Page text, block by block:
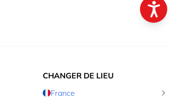
CHANGER DE LIEU
France